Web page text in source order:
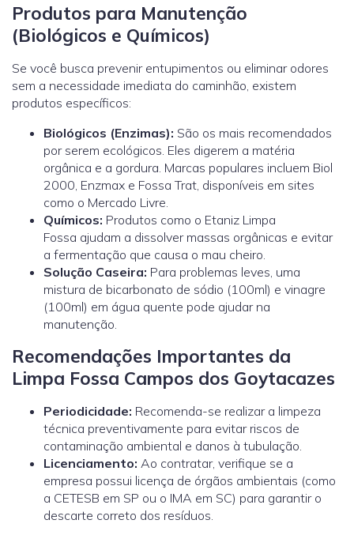
Produtos para Manutenção
(Biológicos e Químicos)
Se você busca prevenir entupimentos ou eliminar odores
sem a necessidade imediata do caminhão, existem
produtos específicos:
Biológicos (Enzimas): São os mais recomendados
por serem ecológicos. Eles digerem a matéria
orgânica e a gordura. Marcas populares incluem Biol
2000, Enzmax e Fossa Trat, disponíveis em sites
como o Mercado Livre.
Químicos: Produtos como o Etaniz Limpa
Fossa ajudam a dissolver massas orgânicas e evitar
a fermentação que causa o mau cheiro.
Solução Caseira: Para problemas leves, uma
mistura de bicarbonato de sódio (100ml) e vinagre
(100ml) em água quente pode ajudar na
manutenção.
Recomendações Importantes da
Limpa Fossa Campos dos Goytacazes
Periodicidade: Recomenda-se realizar a limpeza
técnica preventivamente para evitar riscos de
contaminação ambiental e danos à tubulação.
Licenciamento: Ao contratar, verifique se a
empresa possui licença de órgãos ambientais (como
a CETESB em SP ou o IMA em SC) para garantir o
descarte correto dos resíduos.